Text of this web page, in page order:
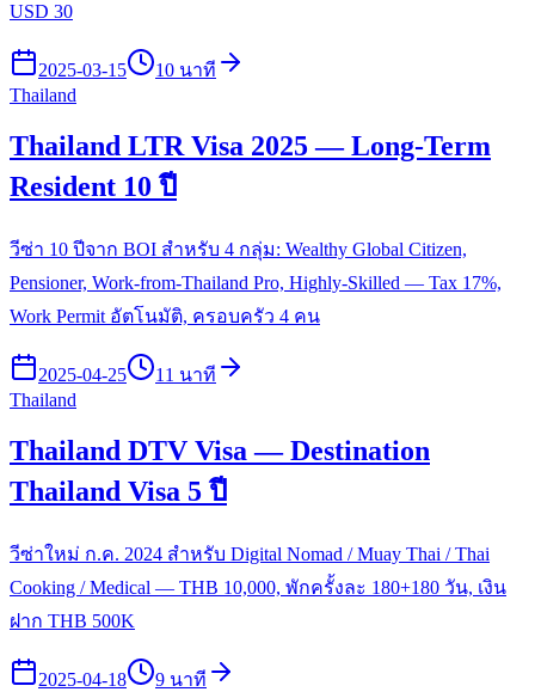
USD 30
2025-03-15
10 นาที
Thailand
Thailand LTR Visa 2025 — Long-Term
Resident 10 ปี
วีซ่า 10 ปีจาก BOI สำหรับ 4 กลุ่ม: Wealthy Global Citizen,
Pensioner, Work-from-Thailand Pro, Highly-Skilled — Tax 17%,
Work Permit อัตโนมัติ, ครอบครัว 4 คน
2025-04-25
11 นาที
Thailand
Thailand DTV Visa — Destination
Thailand Visa 5 ปี
วีซ่าใหม่ ก.ค. 2024 สำหรับ Digital Nomad / Muay Thai / Thai
Cooking / Medical — THB 10,000, พักครั้งละ 180+180 วัน, เงิน
ฝาก THB 500K
2025-04-18
9 นาที